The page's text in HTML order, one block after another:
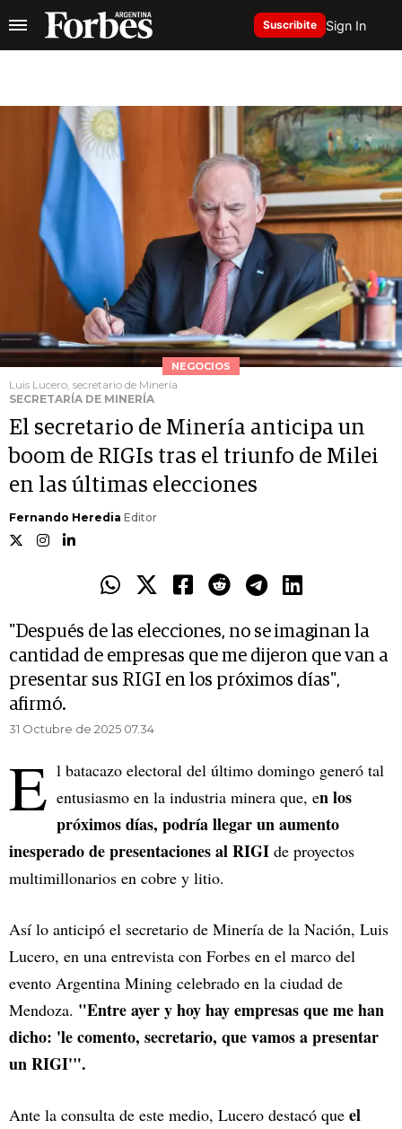
Suscribite Sign In
NEGOCIOS
Luis Lucero, secretario de Minería
SECRETARÍA DE MINERÍA
El secretario de Minería anticipa un
boom de RIGIs tras el triunfo de Milei
en las últimas elecciones
Fernando Heredia Editor
"Después de las elecciones, no se imaginan la
cantidad de empresas que me dijeron que van a
presentar sus RIGI en los próximos días",
afirmó.
31 Octubre de 2025 07.34
E l batacazo electoral del último domingo generó tal
entusiasmo en la industria minera que, en los
próximos días, podría llegar un aumento
inesperado de presentaciones al RIGI de proyectos
multimillonarios en cobre y litio.
Así lo anticipó el secretario de Minería de la Nación, Luis
Lucero, en una entrevista con Forbes en el marco del
evento Argentina Mining celebrado en la ciudad de
Mendoza. "Entre ayer y hoy hay empresas que me han
dicho: 'le comento, secretario, que vamos a presentar
un RIGI'".
Ante la consulta de este medio, Lucero destacó que el